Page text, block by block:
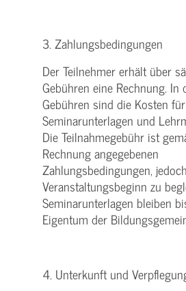
3. Zahlungsbedingungen
Der Teilnehmer erhält über
Gebühren eine Rechnung. In
Gebühren sind die Kosten
Seminarunterlagen und
Die Teilnahmegebühr ist
Rechnung angegebenen
Zahlungsbedingungen,
Veranstaltungsbeginn zu
Seminarunterlagen bleiben
Eigentum der
4. Unterkunft und